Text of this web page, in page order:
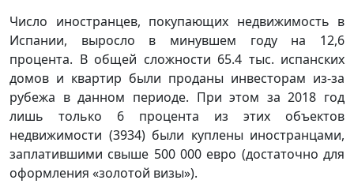
Число иностранцев, покупающих недвижимость в
Испании, выросло в минувшем году на 12,6
процента. В общей сложности 65.4 тыс. испанских
домов и квартир были проданы инвесторам из-за
рубежа в данном периоде. При этом за 2018 год
лишь только 6 процента из этих объектов
недвижимости (3934) были куплены иностранцами,
заплатившими свыше 500 000 евро (достаточно для
оформления «золотой визы»).